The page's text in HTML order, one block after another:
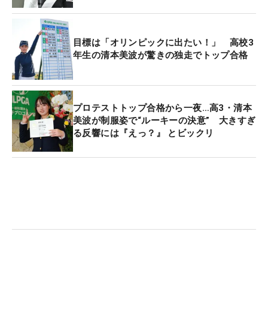
目標は「オリンピックに出たい！」 高校3
年生の清本美波が驚きの独走でトップ合格
プロテストトップ合格から一夜…高3・清本
美波が制服姿で“ルーキーの決意” 大きすぎ
る反響には『えっ？』 とビックリ